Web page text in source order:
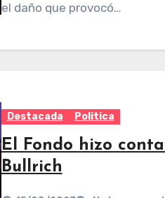
el daño que provocó…
Destacada Politica
El Fondo hizo
Bullrich